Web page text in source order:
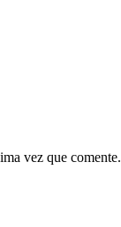
vez que comente.